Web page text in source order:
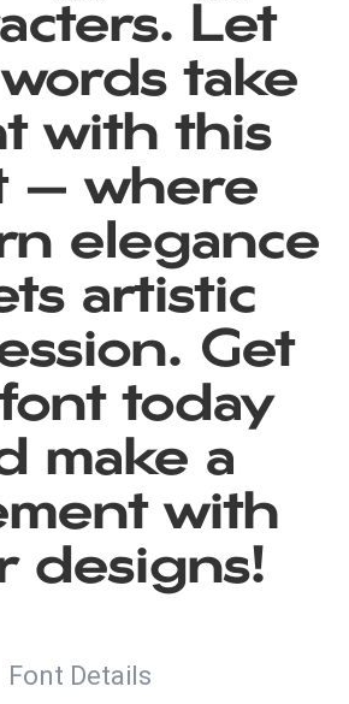
Let
take
with this
— where
elegance
artistic
Get
today
make a
with
designs!
Font Details